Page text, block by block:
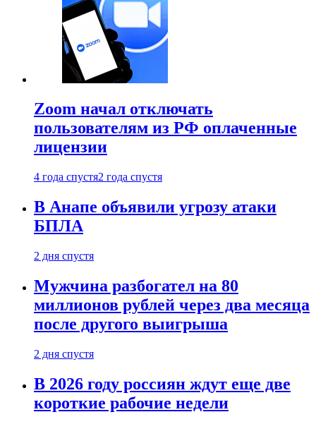
Zoom начал отключать
пользователям из РФ оплаченные
лицензии
4 года спустя2 года спустя
В Анапе объявили угрозу атаки
БПЛА
2 дня спустя
Мужчина разбогател на 80
миллионов рублей через два месяца
после другого выигрыша
2 дня спустя
В 2026 году россиян ждут еще две
короткие рабочие недели